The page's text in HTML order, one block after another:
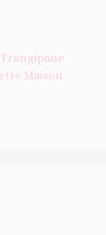
Frangipane
Maison